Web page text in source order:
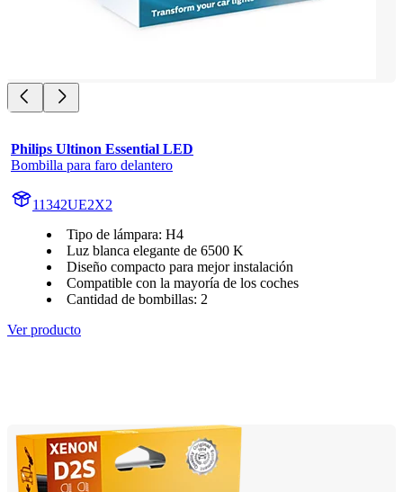
Philips Ultinon Essential LED
Bombilla para faro delantero
11342UE2X2
Tipo de lámpara: H4
Luz blanca elegante de 6500 K
Diseño compacto para mejor instalación
Compatible con la mayoría de los coches
Cantidad de bombillas: 2
Ver producto